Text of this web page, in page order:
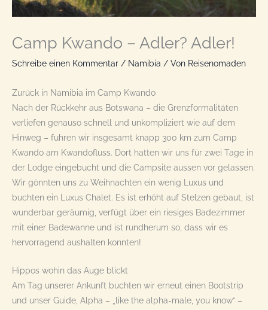
Camp Kwando – Adler? Adler!
Schreibe einen Kommentar / Namibia / Von Reisenomaden
Zurück in Namibia im Camp Kwando
Nach der Rückkehr aus Botswana – die Grenzformalitäten
verliefen genauso schnell und unkompliziert wie auf dem
Hinweg – fuhren wir insgesamt knapp 300 km zum Camp
Kwando am Kwandofluss. Dort hatten wir uns für zwei Tage in
der Lodge eingebucht und die Campsite aussen vor gelassen.
Wir gönnten uns zu Weihnachten ein wenig Luxus und
buchten ein Luxus Chalet. Es ist erhöht auf Stelzen gebaut, ist
wunderbar geräumig, verfügt über ein riesiges Badezimmer
mit einer Badewanne und ist rundherum so, dass wir es
hervorragend aushalten konnten!
Hippos wohin das Auge blickt
Am Tag unserer Ankunft buchten wir erneut einen Bootstrip
und unser Guide, Alpha – „like the alpha-male, you know“ –